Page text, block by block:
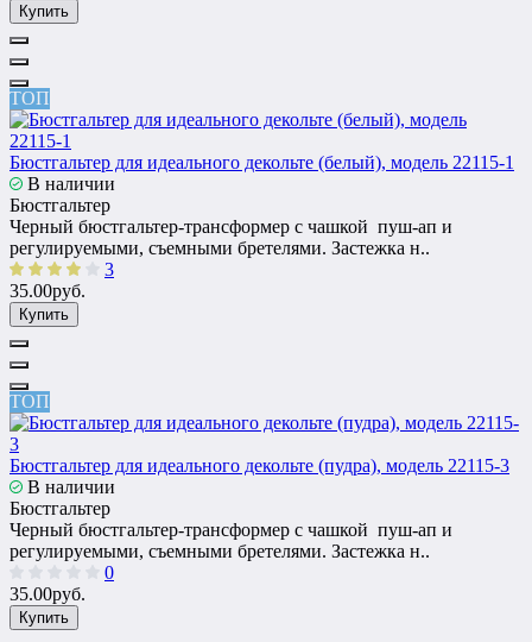
Купить
ТОП
Бюстгальтер для идеального декольте (белый), модель 22115-1
В наличии
Бюстгальтер
Черный бюстгальтер-трансформер с чашкой пуш-ап и
регулируемыми, съемными бретелями. Застежка н..
3
35.00руб.
Купить
ТОП
Бюстгальтер для идеального декольте (пудра), модель 22115-3
В наличии
Бюстгальтер
Черный бюстгальтер-трансформер с чашкой пуш-ап и
регулируемыми, съемными бретелями. Застежка н..
0
35.00руб.
Купить